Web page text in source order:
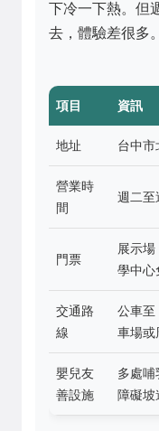
下冷一下熱。但
去，體驗差很多。
項目 資訊
地址 台中市
營業時
間
週二至
門票
展示
學中心
交通路
線
公車至
車場或
嬰兒友
善設施
多處
障礙坡